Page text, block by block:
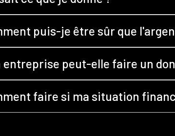
puis-je être sûr que
entreprise peut-elle faire un
faire si ma situation